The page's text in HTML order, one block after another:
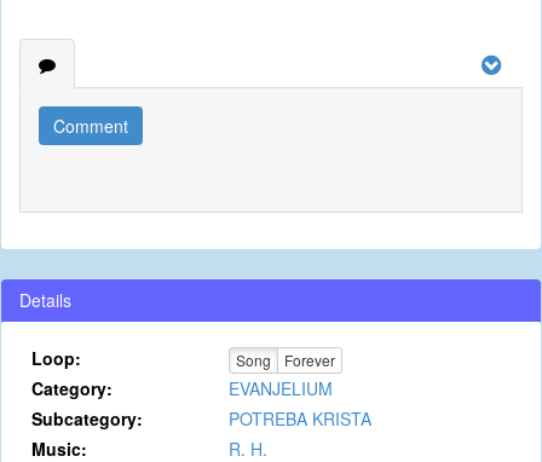
Comment
Details
Loop: Song Forever
Category:
EVANJELIUM
Subcategory:
POTREBA KRISTA
Music:
R. H.